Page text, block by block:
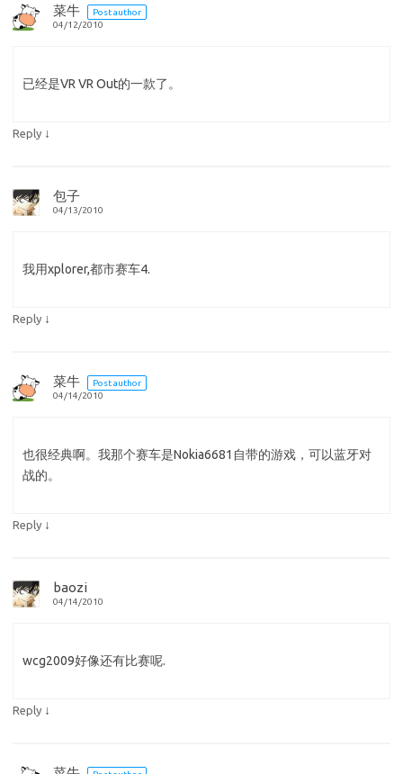
菜牛
Post author
04/12/2010
已经是VR VR Out的一款了。
Reply ↓
包子
04/13/2010
我用xplorer,都市赛车4.
Reply ↓
菜牛
Post author
04/14/2010
也很经典啊。我那个赛车是Nokia6681自带的游戏，可以蓝牙对
战的。
Reply ↓
baozi
04/14/2010
wcg2009好像还有比赛呢.
Reply ↓